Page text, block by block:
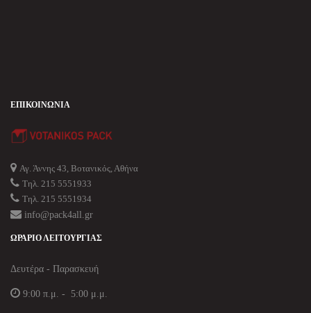
ΕΠΙΚΟΙΝΩΝΊΑ
Αγ. Άννης 43, Βοτανικός, Αθήνα
Τηλ. 215 5551933
Τηλ. 215 5551934
info@pack4all.gr
ΩΡΆΡΙΟ ΛΕΙΤΟΥΡΓΊΑΣ
Δευτέρα - Παρασκευή
9:00 π.μ. - 5:00 μ.μ.